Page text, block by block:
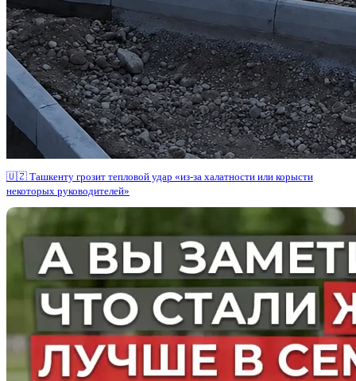
🇺🇿 Ташкенту грозит тепловой удар «из-за халатности или корысти
некоторых руководителей»